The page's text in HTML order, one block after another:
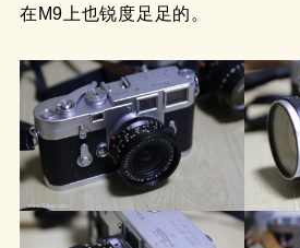
在M9上也锐度足足的。